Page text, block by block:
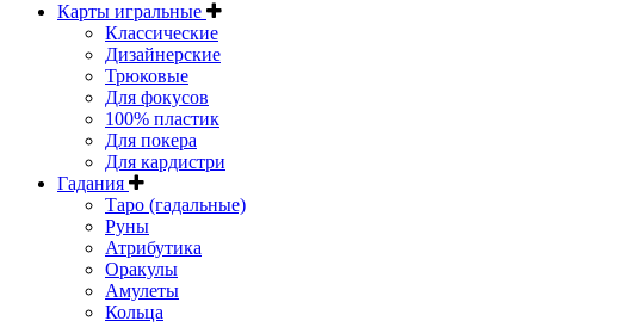
Карты игральные
Классические
Дизайнерские
Трюковые
Для фокусов
100% пластик
Для покера
Для кардистри
Гадания
Таро (гадальные)
Руны
Атрибутика
Оракулы
Амулеты
Кольца